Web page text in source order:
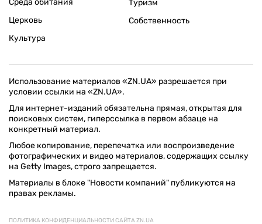
Среда обитания
Церковь
Культура
Туризм
Собственность
Использование материалов «ZN.UA» разрешается при
условии ссылки на «ZN.UA».
Для интернет-изданий обязательна прямая, открытая для
поисковых систем, гиперссылка в первом абзаце на
конкретный материал.
Любое копирование, перепечатка или воспроизведение
фотографических и видео материалов, содержащих ссылку
на Getty Images, строго запрещается.
Материалы в блоке "Новости компаний" публикуются на
правах рекламы.
ПОЛИТИКА КОНФИДЕНЦИАЛЬНОСТИ САЙТА ZN.UA